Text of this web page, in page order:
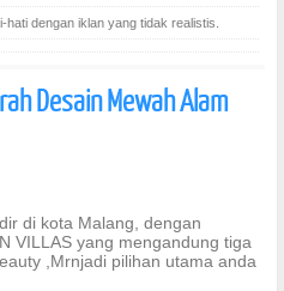
hati dengan iklan yang tidak realistis.
Desain Mewah Alam
di kota Malang, dengan
VILLAS yang mengandung tiga
,Mrnjadi pilihan utama anda